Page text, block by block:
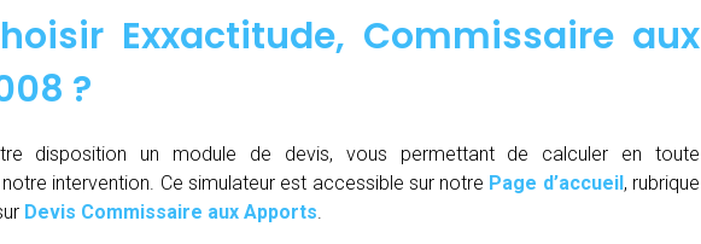
Exxactitude, Commissaire aux
?
disposition un module de devis, vous permettant de calculer en toute
intervention. Ce simulateur est accessible sur notre Page d’accueil, rubrique
Devis Commissaire aux Apports.